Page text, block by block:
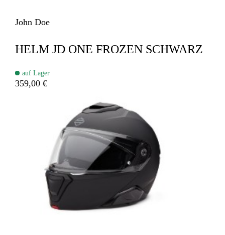
John Doe
HELM JD ONE FROZEN SCHWARZ
auf Lager
359,00 €